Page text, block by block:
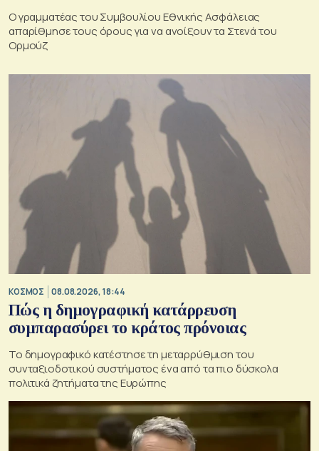
Ο γραμματέας του Συμβουλίου Εθνικής Ασφάλειας
απαρίθμησε τους όρους για να ανοίξουν τα Στενά του
Ορμούζ
ΚΟΣΜΟΣ 08.08.2026, 18:44
Πώς η δημογραφική κατάρρευση
συμπαρασύρει το κράτος πρόνοιας
Το δημογραφικό κατέστησε τη μεταρρύθμιση του
συνταξιοδοτικού συστήματος ένα από τα πιο δύσκολα
πολιτικά ζητήματα της Ευρώπης